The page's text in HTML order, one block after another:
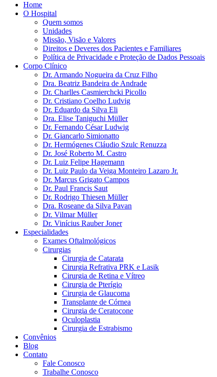
Home
O Hospital
Quem somos
Unidades
Missão, Visão e Valores
Direitos e Deveres dos Pacientes e Familiares
Política de Privacidade e Proteção de Dados Pessoais
Corpo Clínico
Dr. Armando Nogueira da Cruz Filho
Dra. Beatriz Bandeira de Andrade
Dr. Charlles Casmierchcki Picollo
Dr. Cristiano Coelho Ludvig
Dr. Eduardo da Silva Eli
Dra. Elise Taniguchi Müller
Dr. Fernando César Ludwig
Dr. Giancarlo Simionatto
Dr. Hermógenes Cláudio Szulc Renuzza
Dr. José Roberto M. Castro
Dr. Luiz Felipe Hagemann
Dr. Luiz Paulo da Veiga Monteiro Lazaro Jr.
Dr. Marcus Grigato Campos
Dr. Paul Francis Saut
Dr. Rodrigo Thiesen Müller
Dra. Roseane da Silva Pavan
Dr. Vilmar Müller
Dr. Vinícius Rauber Joner
Especialidades
Exames Oftalmológicos
Cirurgias
Cirurgia de Catarata
Cirurgia Refrativa PRK e Lasik
Cirurgia de Retina e Vítreo
Cirurgia de Pterígio
Cirurgia de Glaucoma
Transplante de Córnea
Cirurgia de Ceratocone
Oculoplastia
Cirurgia de Estrabismo
Convênios
Blog
Contato
Fale Conosco
Trabalhe Conosco